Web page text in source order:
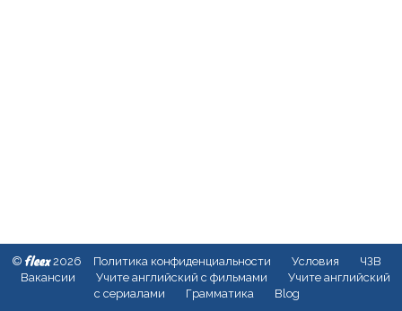
© fleex2026 Политика конфиденциальности Условия
ЧЗВ
Вакансии
Учите английский с фильмами
Учите английский
с сериалами
Грамматика Blog